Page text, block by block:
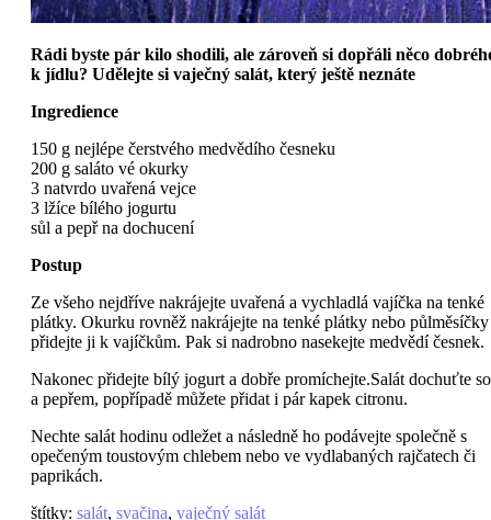
Rádi byste pár kilo shodili, ale zároveň si dopřáli něco
k jídlu? Udělejte si vaječný salát, který ještě neznáte
Ingredience
150 g nejlépe čerstvého medvědího česneku
200 g saláto vé okurky
3 natvrdo uvařená vejce
3 lžíce bílého jogurtu
sůl a pepř na dochucení
Postup
Ze všeho nejdříve nakrájejte uvařená a vychladlá vajíčka na tenké
plátky. Okurku rovněž nakrájejte na tenké plátky nebo půlměsíčky
přidejte ji k vajíčkům. Pak si nadrobno nasekejte medvědí česnek.
Nakonec přidejte bílý jogurt a dobře promíchejte.Salát dochuťte
a pepřem, popřípadě můžete přidat i pár kapek citronu.
Nechte salát hodinu odležet a následně ho podávejte společně s
opečeným toustovým chlebem nebo ve vydlabaných rajčatech či
paprikách.
štítky: salát, svačina, vaječný salát